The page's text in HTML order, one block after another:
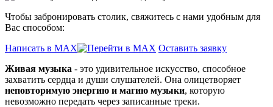
Чтобы забронировать столик, свяжитесь с нами удобным для
Вас способом:
Написать в MAX
Оставить заявку
Живая музыка - это удивительное искусство, способное
захватить сердца и души слушателей. Она олицетворяет
неповторимую энергию и магию музыки, которую
невозможно передать через записанные треки.